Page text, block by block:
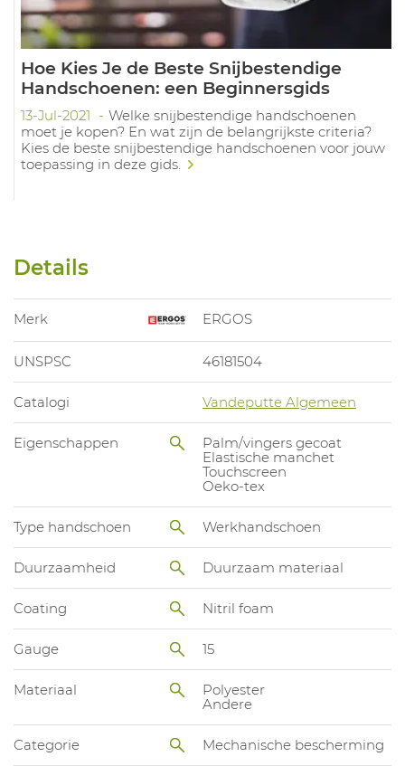
Hoe Kies Je de Beste Snijbestendige
Handschoenen: een Beginnersgids
13-Jul-2021
Welke snijbestendige handschoenen
moet je kopen? En wat zijn de belangrijkste criteria?
Kies de beste snijbestendige handschoenen voor jouw
toepassing in deze gids.
Details
Merk ERGOS
UNSPSC 46181504
Catalogi Vandeputte Algemeen
Eigenschappen
Palm/vingers gecoat
Elastische manchet
Touchscreen
Oeko-tex
Type handschoen Werkhandschoen
Duurzaamheid Duurzaam materiaal
Coating Nitril foam
Gauge 15
Materiaal
Polyester
Andere
Categorie Mechanische bescherming